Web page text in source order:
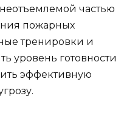
частью
пожарных
тренировки и
уровень готовности
эффективную